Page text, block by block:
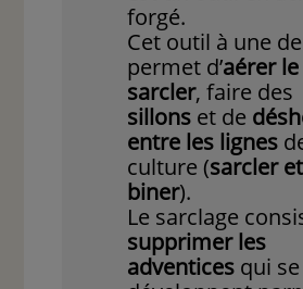
forgé.
Cet outil à une
permet d’aérer
sarcler, faire des
sillons et de
entre les lignes
culture (sarcler et
biner).
Le sarclage
supprimer les
adventices qui se